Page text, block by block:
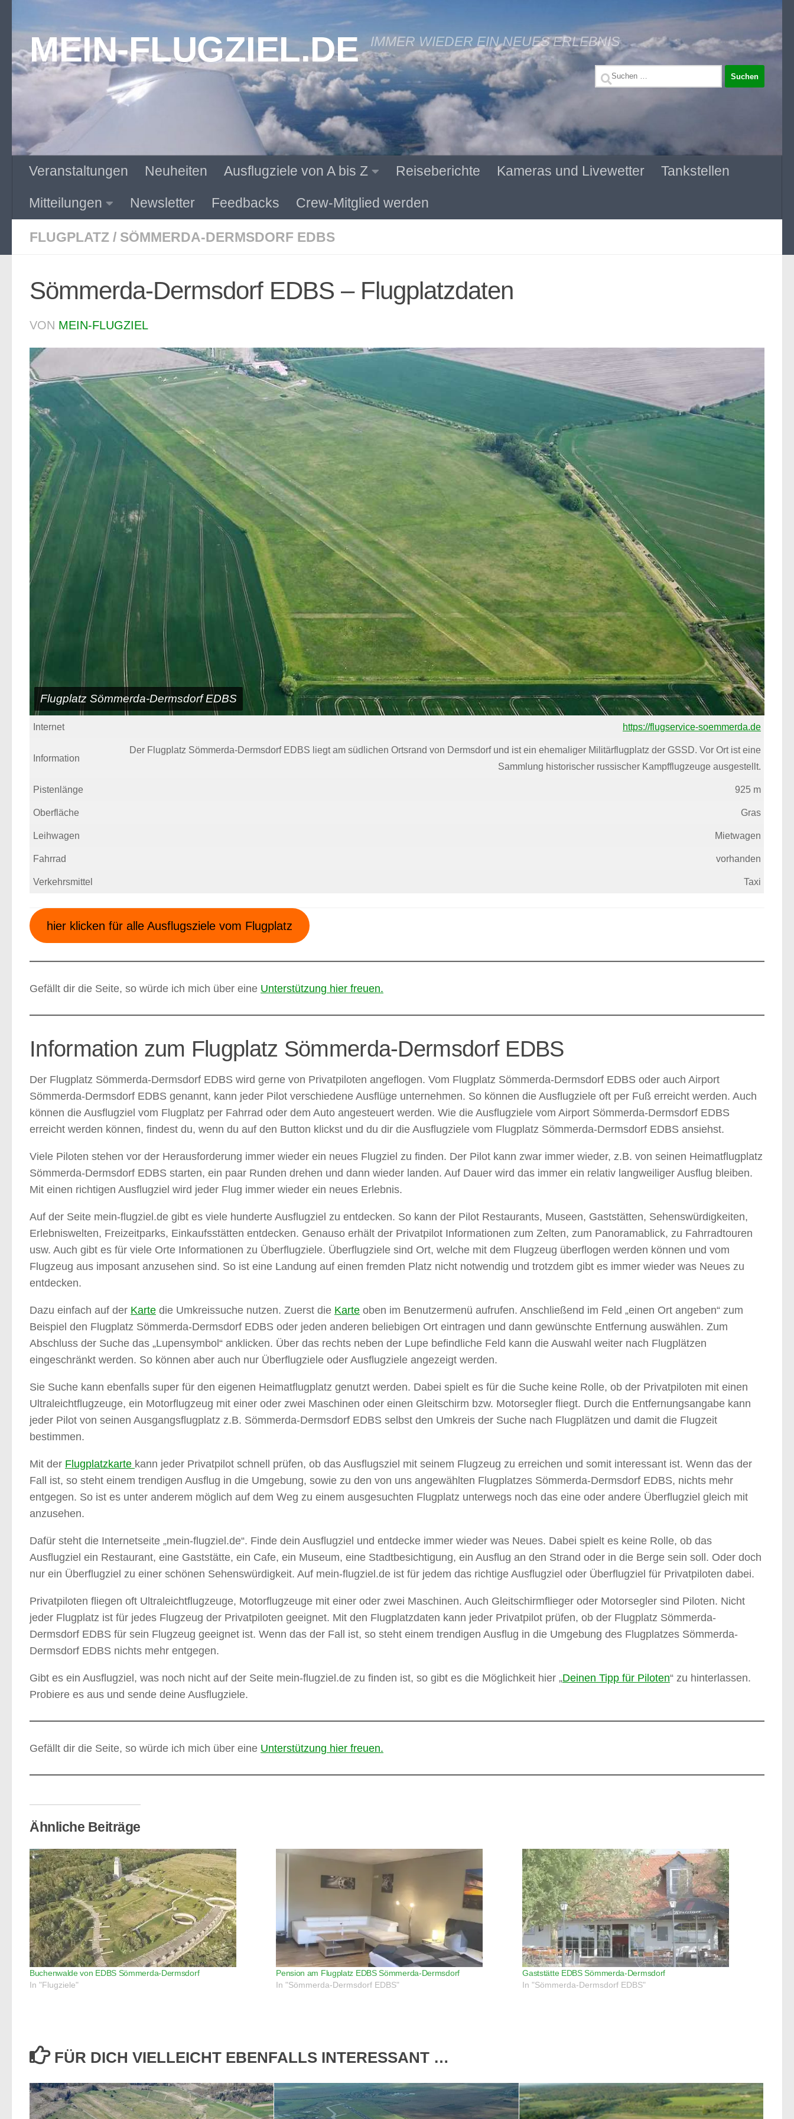
Zum Inhalt springen
MEIN-FLUGZIEL.DE IMMER WIEDER EIN NEUES ERLEBNIS
Suchen
Veranstaltungen Neuheiten Ausflugziele von A bis Z Reiseberichte Kameras und Livewetter Tankstellen
Mitteilungen Newsletter Feedbacks Crew-Mitglied werden
FLUGPLATZ / SÖMMERDA-DERMSDORF EDBS
Sömmerda-Dermsdorf EDBS – Flugplatzdaten
VON MEIN-FLUGZIEL
Flugplatz Sömmerda-Dermsdorf EDBS
Internet https://flugservice-soemmerda.de
Information
Der Flugplatz Sömmerda-Dermsdorf EDBS liegt am südlichen Ortsrand von Dermsdorf und ist ein ehemaliger Militärflugplatz der GSSD. Vor Ort ist eine
Sammlung historischer russischer Kampfflugzeuge ausgestellt.
Pistenlänge 925 m
Oberfläche Gras
Leihwagen Mietwagen
Fahrrad vorhanden
Verkehrsmittel Taxi
hier klicken für alle Ausflugsziele vom Flugplatz
Gefällt dir die Seite, so würde ich mich über eine Unterstützung hier freuen.
Information zum Flugplatz Sömmerda-Dermsdorf EDBS
Der Flugplatz Sömmerda-Dermsdorf EDBS wird gerne von Privatpiloten angeflogen. Vom Flugplatz Sömmerda-Dermsdorf EDBS oder auch Airport
Sömmerda-Dermsdorf EDBS genannt, kann jeder Pilot verschiedene Ausflüge unternehmen. So können die Ausflugziele oft per Fuß erreicht werden. Auch
können die Ausflugziel vom Flugplatz per Fahrrad oder dem Auto angesteuert werden. Wie die Ausflugziele vom Airport Sömmerda-Dermsdorf EDBS
erreicht werden können, findest du, wenn du auf den Button klickst und du dir die Ausflugziele vom Flugplatz Sömmerda-Dermsdorf EDBS ansiehst.
Viele Piloten stehen vor der Herausforderung immer wieder ein neues Flugziel zu finden. Der Pilot kann zwar immer wieder, z.B. von seinen Heimatflugplatz
Sömmerda-Dermsdorf EDBS starten, ein paar Runden drehen und dann wieder landen. Auf Dauer wird das immer ein relativ langweiliger Ausflug bleiben.
Mit einen richtigen Ausflugziel wird jeder Flug immer wieder ein neues Erlebnis.
Auf der Seite mein-flugziel.de gibt es viele hunderte Ausflugziel zu entdecken. So kann der Pilot Restaurants, Museen, Gaststätten, Sehenswürdigkeiten,
Erlebniswelten, Freizeitparks, Einkaufsstätten entdecken. Genauso erhält der Privatpilot Informationen zum Zelten, zum Panoramablick, zu Fahrradtouren
usw. Auch gibt es für viele Orte Informationen zu Überflugziele. Überflugziele sind Ort, welche mit dem Flugzeug überflogen werden können und vom
Flugzeug aus imposant anzusehen sind. So ist eine Landung auf einen fremden Platz nicht notwendig und trotzdem gibt es immer wieder was Neues zu
entdecken.
Dazu einfach auf der Karte die Umkreissuche nutzen. Zuerst die Karte oben im Benutzermenü aufrufen. Anschließend im Feld „einen Ort angeben“ zum
Beispiel den Flugplatz Sömmerda-Dermsdorf EDBS oder jeden anderen beliebigen Ort eintragen und dann gewünschte Entfernung auswählen. Zum
Abschluss der Suche das „Lupensymbol“ anklicken. Über das rechts neben der Lupe befindliche Feld kann die Auswahl weiter nach Flugplätzen
eingeschränkt werden. So können aber auch nur Überflugziele oder Ausflugziele angezeigt werden.
Sie Suche kann ebenfalls super für den eigenen Heimatflugplatz genutzt werden. Dabei spielt es für die Suche keine Rolle, ob der Privatpiloten mit einen
Ultraleichtflugzeuge, ein Motorflugzeug mit einer oder zwei Maschinen oder einen Gleitschirm bzw. Motorsegler fliegt. Durch die Entfernungsangabe kann
jeder Pilot von seinen Ausgangsflugplatz z.B. Sömmerda-Dermsdorf EDBS selbst den Umkreis der Suche nach Flugplätzen und damit die Flugzeit
bestimmen.
Mit der Flugplatzkarte kann jeder Privatpilot schnell prüfen, ob das Ausflugsziel mit seinem Flugzeug zu erreichen und somit interessant ist. Wenn das der
Fall ist, so steht einem trendigen Ausflug in die Umgebung, sowie zu den von uns angewählten Flugplatzes Sömmerda-Dermsdorf EDBS, nichts mehr
entgegen. So ist es unter anderem möglich auf dem Weg zu einem ausgesuchten Flugplatz unterwegs noch das eine oder andere Überflugziel gleich mit
anzusehen.
Dafür steht die Internetseite „mein-flugziel.de“. Finde dein Ausflugziel und entdecke immer wieder was Neues. Dabei spielt es keine Rolle, ob das
Ausflugziel ein Restaurant, eine Gaststätte, ein Cafe, ein Museum, eine Stadtbesichtigung, ein Ausflug an den Strand oder in die Berge sein soll. Oder doch
nur ein Überflugziel zu einer schönen Sehenswürdigkeit. Auf mein-flugziel.de ist für jedem das richtige Ausflugziel oder Überflugziel für Privatpiloten dabei.
Privatpiloten fliegen oft Ultraleichtflugzeuge, Motorflugzeuge mit einer oder zwei Maschinen. Auch Gleitschirmflieger oder Motorsegler sind Piloten. Nicht
jeder Flugplatz ist für jedes Flugzeug der Privatpiloten geeignet. Mit den Flugplatzdaten kann jeder Privatpilot prüfen, ob der Flugplatz Sömmerda-
Dermsdorf EDBS für sein Flugzeug geeignet ist. Wenn das der Fall ist, so steht einem trendigen Ausflug in die Umgebung des Flugplatzes Sömmerda-
Dermsdorf EDBS nichts mehr entgegen.
Gibt es ein Ausflugziel, was noch nicht auf der Seite mein-flugziel.de zu finden ist, so gibt es die Möglichkeit hier „Deinen Tipp für Piloten“ zu hinterlassen.
Probiere es aus und sende deine Ausflugziele.
Gefällt dir die Seite, so würde ich mich über eine Unterstützung hier freuen.
Ähnliche Beiträge
Buchenwalde von EDBS Sömmerda-Dermsdorf
In "Flugziele"
Pension am Flugplatz EDBS Sömmerda-Dermsdorf
In "Sömmerda-Dermsdorf EDBS"
Gaststätte EDBS Sömmerda-Dermsdorf
In "Sömmerda-Dermsdorf EDBS"
FÜR DICH VIELLEICHT EBENFALLS INTERESSANT …